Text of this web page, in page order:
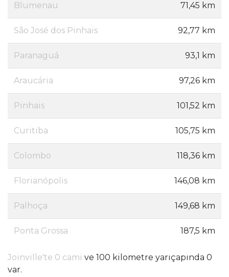
Blumenau 71,45 km
São José dos Pinhais 92,77 km
Paranaguá 93,1 km
Araucária 97,26 km
Pinhais 101,52 km
Curitiba 105,75 km
Colombo 118,36 km
Florianópolis 146,08 km
Palhoça 149,68 km
Ponta Grossa 187,5 km
Joinville'te 0 cami ve 100 kilometre yarıçapında 0
var.